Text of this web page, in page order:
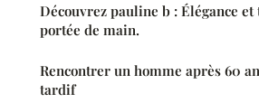
Découvrez pauline b : Élégance et
portée de main.
Rencontrer un homme après 60
tardif